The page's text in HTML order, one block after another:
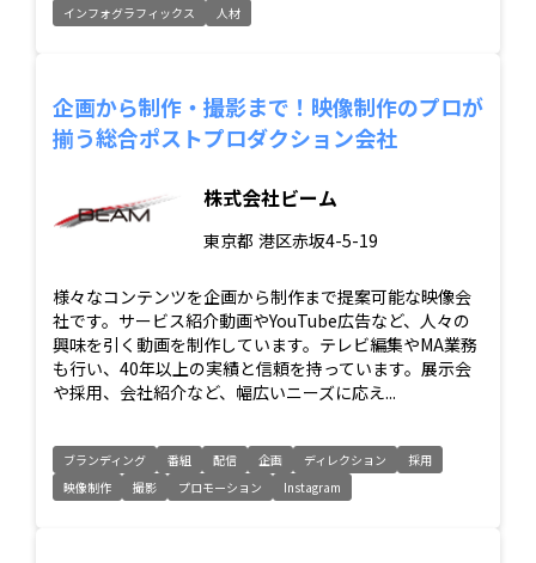
インフォグラフィックス
人材
企画から制作・撮影まで！映像制作のプロが
揃う総合ポストプロダクション会社
株式会社ビーム
東京都 港区赤坂4-5-19
様々なコンテンツを企画から制作まで提案可能な映像会
社です。サービス紹介動画やYouTube広告など、人々の
興味を引く動画を制作しています。テレビ編集やMA業務
も行い、40年以上の実績と信頼を持っています。展示会
や採用、会社紹介など、幅広いニーズに応え...
ブランディング 番組 配信 企画 ディレクション
採用
映像制作
撮影 プロモーション Instagram